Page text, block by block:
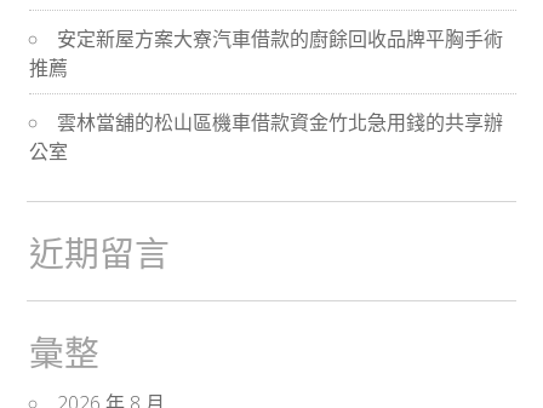
安定新屋方案大寮汽車借款的廚餘回收品牌平胸手術
推薦
雲林當舖的松山區機車借款資金竹北急用錢的共享辦
公室
近期留言
彙整